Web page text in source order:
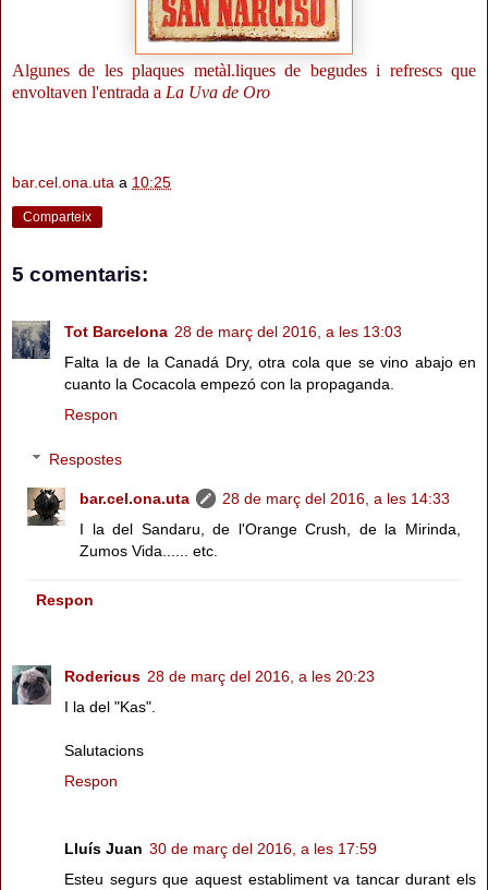
Algunes de les plaques metàl.liques de begudes i refrescs que
envoltaven l'entrada a La Uva de Oro
bar.cel.ona.uta a 10:25
Comparteix
5 comentaris:
Tot Barcelona 28 de març del 2016, a les 13:03
Falta la de la Canadá Dry, otra cola que se vino abajo en
cuanto la Cocacola empezó con la propaganda.
Respon
Respostes
bar.cel.ona.uta
28 de març del 2016, a les 14:33
I la del Sandaru, de l'Orange Crush, de la Mirinda,
Zumos Vida...... etc.
Respon
Rodericus 28 de març del 2016, a les 20:23
I la del "Kas".
Salutacions
Respon
Lluís Juan 30 de març del 2016, a les 17:59
Esteu segurs que aquest establiment va tancar durant els